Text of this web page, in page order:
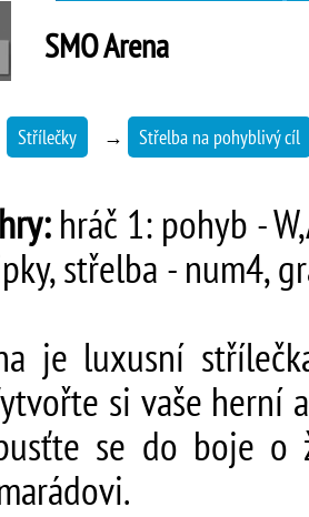
SMO Arena
Střílečky → Střelba na pohyblivý cíl
hráč 1: pohyb -
střelba - num4,
je luxusní
si vaše
se do boje o